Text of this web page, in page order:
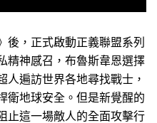
後，正式啟動正義聯盟系列
精神感召，布魯斯韋恩選擇
人遍訪世界各地尋找戰士，
衛地球安全。但是新覺醒的
止這一場敵人的全面攻擊行